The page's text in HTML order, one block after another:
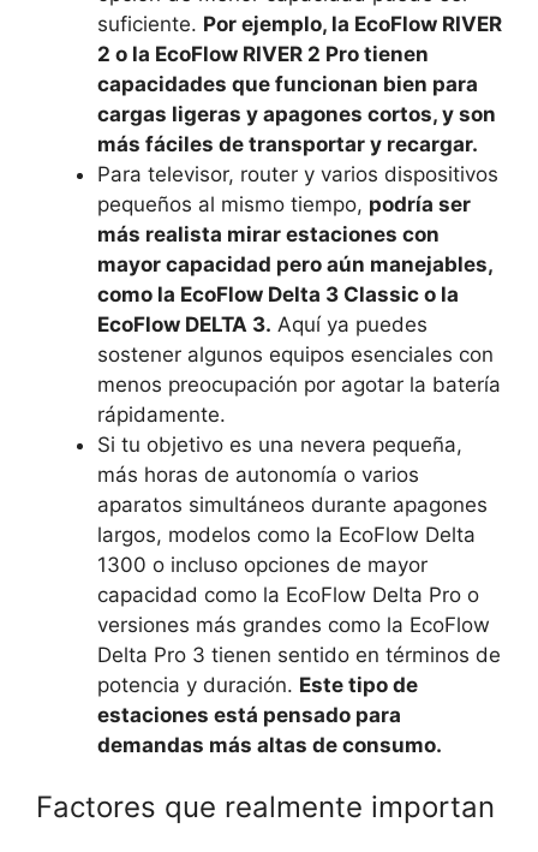
suficiente. Por ejemplo, la EcoFlow RIVER
2 o la EcoFlow RIVER 2 Pro tienen
capacidades que funcionan bien para
cargas ligeras y apagones cortos, y son
más fáciles de transportar y recargar.
Para televisor, router y varios dispositivos
pequeños al mismo tiempo, podría ser
más realista mirar estaciones con
mayor capacidad pero aún manejables,
como la EcoFlow Delta 3 Classic o la
EcoFlow DELTA 3. Aquí ya puedes
sostener algunos equipos esenciales con
menos preocupación por agotar la batería
rápidamente.
Si tu objetivo es una nevera pequeña,
más horas de autonomía o varios
aparatos simultáneos durante apagones
largos, modelos como la EcoFlow Delta
1300 o incluso opciones de mayor
capacidad como la EcoFlow Delta Pro o
versiones más grandes como la EcoFlow
Delta Pro 3 tienen sentido en términos de
potencia y duración. Este tipo de
estaciones está pensado para
demandas más altas de consumo.
Factores que realmente importan